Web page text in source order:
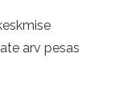
arv pesas